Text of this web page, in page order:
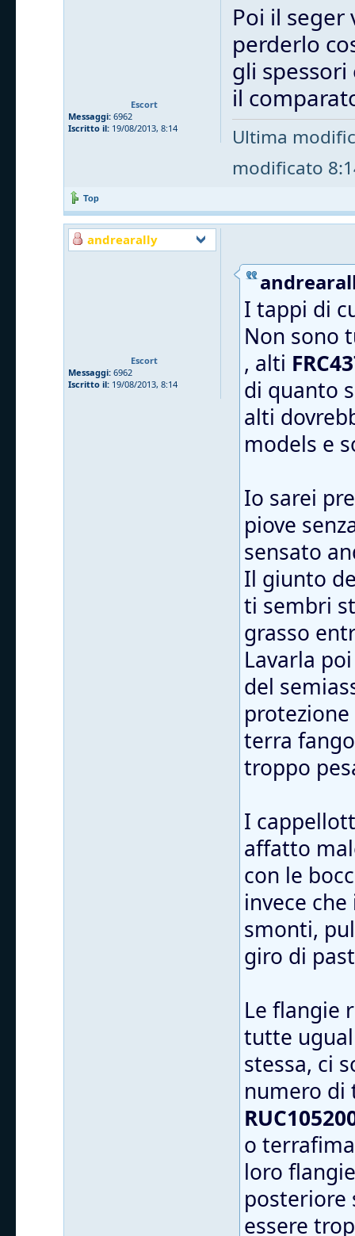
Escort
Messaggi: 6962
Iscritto il: 19/08/2013, 8:14
Poi il
perderlo
gli
il
Ultima
modificato
Top
andrearally
Escort
Messaggi: 6962
Iscritto il: 19/08/2013, 8:14
I tappi di
Non sono
, alti
di quanto
alti
models e
Io sarei
piove
sensato
Il giunto
ti sembri
grasso
Lavarla
del
terra
troppo
I
affatto
con le
invece
smonti,
giro di
Le flangie
tutte
stessa, ci
numero
o
loro
posteriore
essere